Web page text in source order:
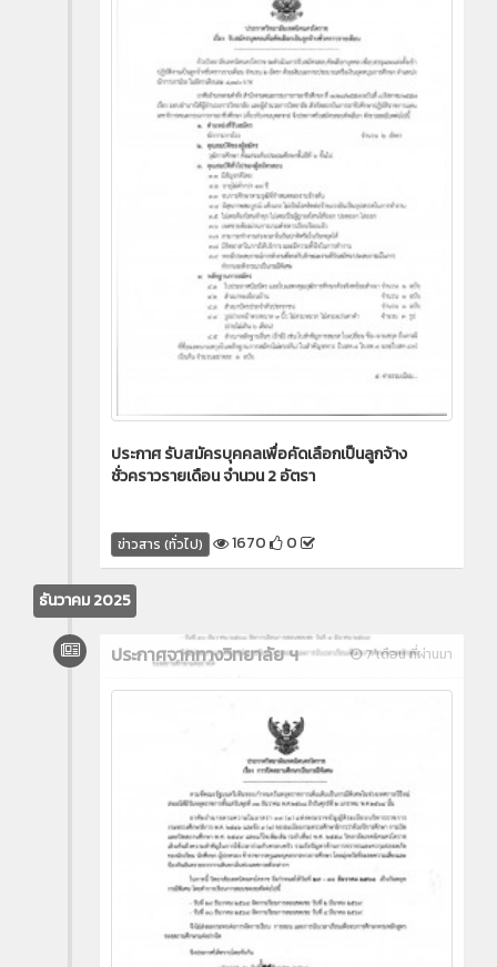
ประกาศ รับสมัครบุคคลเพื่อคัดเลือกเป็นลูกจ้าง
ชั่วคราวรายเดือน จำนวน 2 อัตรา
ข่าวสาร (ทั่วไป) 1670 0
ธันวาคม 2025
7 เดือน ที่ผ่านมา
ประกาศจากทางวิทยาลัย ฯ